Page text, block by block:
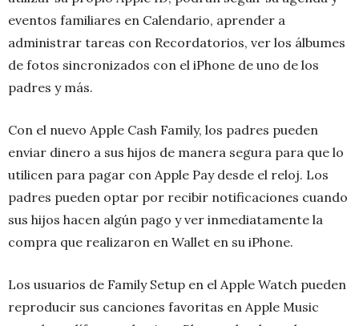
eventos familiares en Calendario, aprender a
administrar tareas con Recordatorios, ver los álbumes
de fotos sincronizados con el iPhone de uno de los
padres y más.
Con el nuevo Apple Cash Family, los padres pueden
enviar dinero a sus hijos de manera segura para que lo
utilicen para pagar con Apple Pay desde el reloj. Los
padres pueden optar por recibir notificaciones cuando
sus hijos hacen algún pago y ver inmediatamente la
compra que realizaron en Wallet en su iPhone.
Los usuarios de Family Setup en el Apple Watch pueden
reproducir sus canciones favoritas en Apple Music